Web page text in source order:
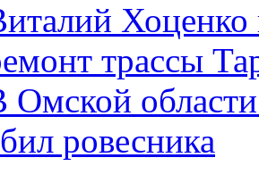
Хоценко
трассы
Омской
ровесника